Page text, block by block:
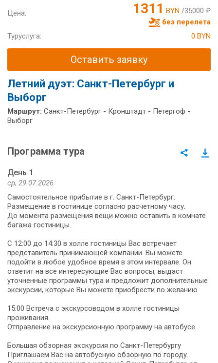
Цена: 1311 BYN /35000 ₽
без перелета
Туруслуга:
0 BYN
Оставить заявку
Летний дуэт: Санкт-Петербург и
Выборг
Маршрут: Санкт-Петербург - Кронштадт - Петергоф -
Выборг
Программа тура
День 1
ср, 29.07.2026
Самостоятельное прибытие в г. Санкт-Петербург.
Размещение в гостинице согласно расчетному часу.
До момента размещения вещи можно оставить в комнате
багажа гостиницы.
С 12:00 до 14:30 в холле гостиницы Вас встречает
представитель принимающей компании. Вы можете
подойти в любое удобное время в этом интервале. Он
ответит на все интересующие Вас вопросы, выдаст
уточненные программы тура и предложит дополнительные
экскурсии, которые Вы можете приобрести по желанию.
15:00 Встреча с экскурсоводом в холле гостиницы
проживания.
Отправление на экскурсионную программу на автобусе.
Большая обзорная экскурсия по Санкт-Петербургу
Приглашаем Вас на автобусную обзорную по городу.